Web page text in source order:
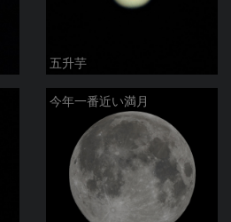
五升芋
今年一番近い満月